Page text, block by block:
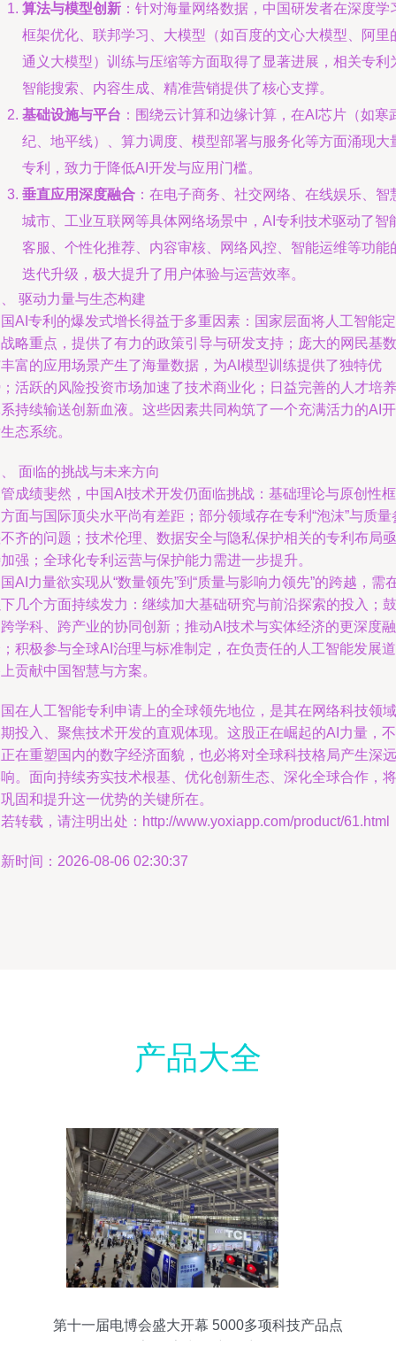
算法与模型创新 ：针对海量网络数据，中国研发者在深度学
框架优化、联邦学习、大模型（如百度的文心大模型、阿里
通义大模型）训练与压缩等方面取得了显著进展，相关专利
智能搜索、内容生成、精准营销提供了核心支撑。
基础设施与平台 ：围绕云计算和边缘计算，在AI芯片（如寒
纪、地平线）、算力调度、模型部署与服务化等方面涌现大
专利，致力于降低AI开发与应用门槛。
垂直应用深度融合 ：在电子商务、社交网络、在线娱乐、智
城市、工业互联网等具体网络场景中，AI专利技术驱动了智
客服、个性化推荐、内容审核、网络风控、智能运维等功能
迭代升级，极大提升了用户体验与运营效率。
驱动力量与生态构建
AI专利的爆发式增长得益于多重因素：国家层面将人工智能定
略重点，提供了有力的政策引导与研发支持；庞大的网民基数
富的应用场景产生了海量数据，为AI模型训练提供了独特优
活跃的风险投资市场加速了技术商业化；日益完善的人才培养
持续输送创新血液。这些因素共同构筑了一个充满活力的AI开
态系统。
面临的挑战与未来方向
成绩斐然，中国AI技术开发仍面临挑战：基础理论与原创性框
面与国际顶尖水平尚有差距；部分领域存在专利“泡沫”与质量
齐的问题；技术伦理、数据安全与隐私保护相关的专利布局亟
强；全球化专利运营与保护能力需进一步提升。
AI力量欲实现从“数量领先”到“质量与影响力领先”的跨越，需
几个方面持续发力：继续加大基础研究与前沿探索的投入；鼓
学科、跨产业的协同创新；推动AI技术与实体经济的更深度融
积极参与全球AI治理与标准制定，在负责任的人工智能发展道
贡献中国智慧与方案。
在人工智能专利申请上的全球领先地位，是其在网络科技领域
投入、聚焦技术开发的直观体现。这股正在崛起的AI力量，不
在重塑国内的数字经济面貌，也必将对全球科技格局产生深远
。面向持续夯实技术根基、优化创新生态、深化全球合作，将
固和提升这一优势的关键所在。
转载，请注明出处：http://www.yoxiapp.com/product/61.html
时间：2026-08-06 02:30:37
产品大全
第十一届电博会盛大开幕 5000多项科技产品点